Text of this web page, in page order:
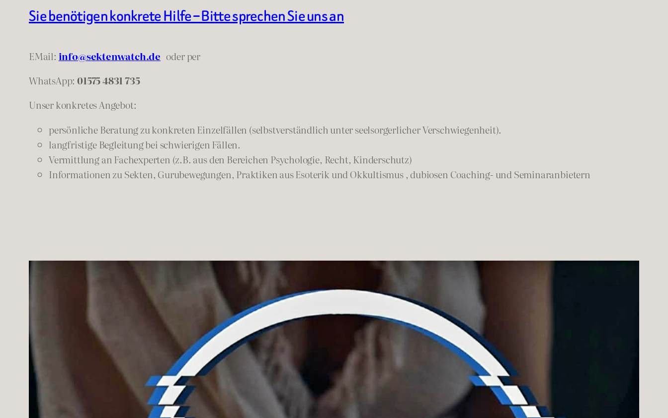
Sie benötigen konkrete Hilfe – Bitte sprechen Sie uns an
EMail: info@sektenwatch.de oderper
WhatsApp:01575 4831 735
Unser konkretes Angebot:
persönliche Beratung zu konkreten Einzelfällen (selbstverständlich unter seelsorgerlicher Verschwiegenheit).
langfristige Begleitung bei schwierigen Fällen.
Vermittlung an Fachexperten (z.B. aus den Bereichen Psychologie, Recht, Kinderschutz)
Informationen zu Sekten, Gurubewegungen, Praktiken aus Esoterik und Okkultismus , dubiosen Coaching- und Seminaranbietern